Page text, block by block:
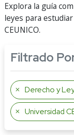
Explora la guía
leyes para
CEUNICO.
Filtrado
Derecho y
Universidad